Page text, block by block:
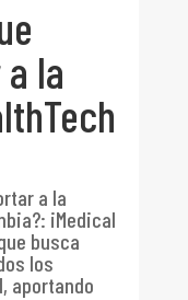
la
a la
: iMedical
busca
los
aportando